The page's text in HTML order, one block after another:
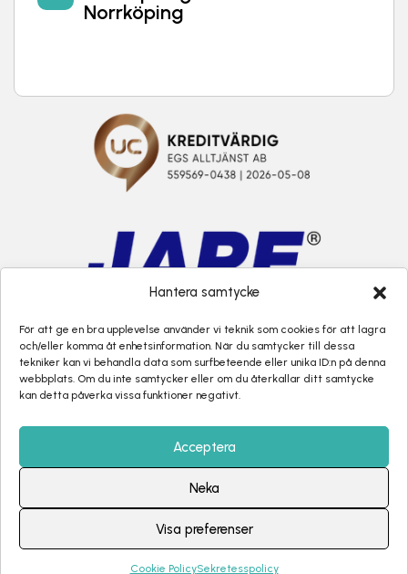
Hantera samtycke
För att ge en bra upplevelse använder vi teknik som cookies för att lagra
och/eller komma åt enhetsinformation. När du samtycker till dessa
tekniker kan vi behandla data som surfbeteende eller unika ID:n på denna
webbplats. Om du inte samtycker eller om du återkallar ditt samtycke
kan detta påverka vissa funktioner negativt.
Acceptera
Neka
Visa preferenser
Cookie PolicySekretesspolicy
Norrköping
Copyright ©EGs Alltjänst AB
Alla rättigheter reserverade –
2026